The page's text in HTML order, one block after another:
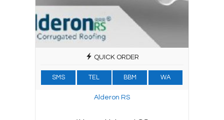
QUICK ORDER
SMS TEL BBM WA
Alderon RS